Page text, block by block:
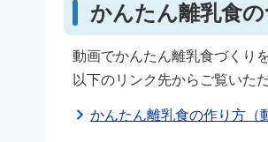
かんたん離乳食の
動画でかんたん離乳食づくり
以下のリンク先からご覧いた
かんたん離乳食の作り方（